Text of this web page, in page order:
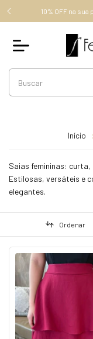
Início
Saias femininas: curta,
Estilosas, versáteis e
elegantes.
Ordenar